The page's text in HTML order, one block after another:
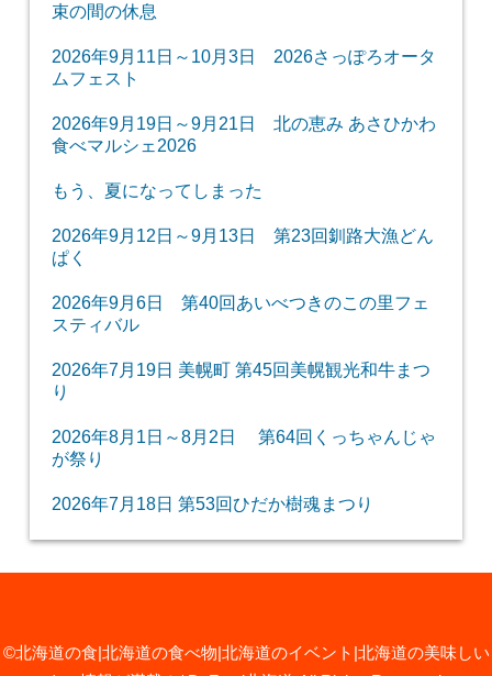
束の間の休息
2026年9月11日～10月3日 2026さっぽろオータ
ムフェスト
2026年9月19日～9月21日 北の恵み あさひかわ
食べマルシェ2026
もう、夏になってしまった
2026年9月12日～9月13日 第23回釧路大漁どん
ぱく
2026年9月6日 第40回あいべつきのこの里フェ
スティバル
2026年7月19日 美幌町 第45回美幌観光和牛まつ
り
2026年8月1日～8月2日 第64回くっちゃんじゃ
が祭り
2026年7月18日 第53回ひだか樹魂まつり
©北海道の食|北海道の食べ物|北海道のイベント|北海道の美味しい